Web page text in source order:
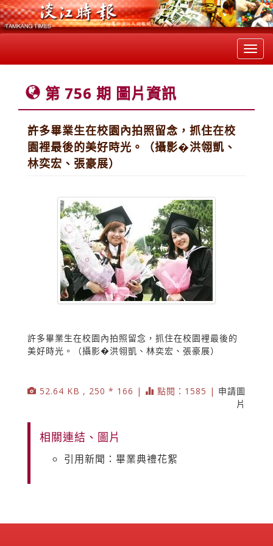
第 756 期 圖片資訊
許多畢業生在校園內拍照留念，抓住在校
園裡最後的美好時光。（攝影�洪翎凱、
林奕宏、張豪展）
許多畢業生在校園內拍照留念，抓住在校園裡最後的
美好時光。（攝影�洪翎凱、林奕宏、張豪展）
52.64 KB , 250 * 166 | 點閱：1585 | 申請圖
片
相關連結、圖片
引用新聞：畢業典禮花絮